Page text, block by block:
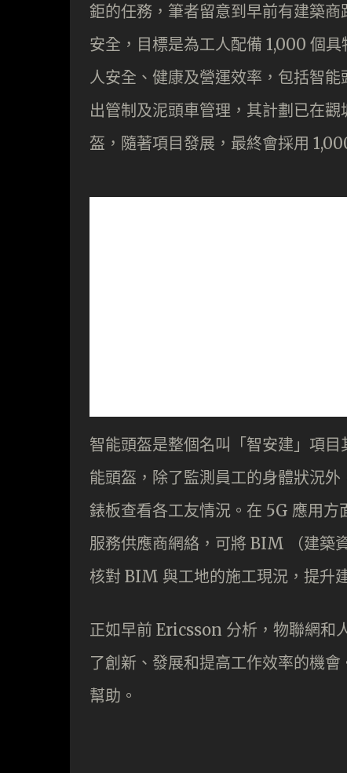
鉅的任務，筆者留意到早前有建築
安全，目標是為工人配備 1,000 個
人安全、健康及營運效率，包括智
出管制及泥頭車管理，其計劃已在
盔，隨著項目發展，最終會採用
智能頭盔是整個名叫「智安建」項
能頭盔，除了監測員工的身體狀況
錶板查看各工友情況。在 5G 應用
服務供應商網絡，可將 BIM （建築
核對 BIM 與工地的施工現況，提升
正如早前 Ericsson 分析，物聯網和
了創新、發展和提高工作效率的機
幫助。